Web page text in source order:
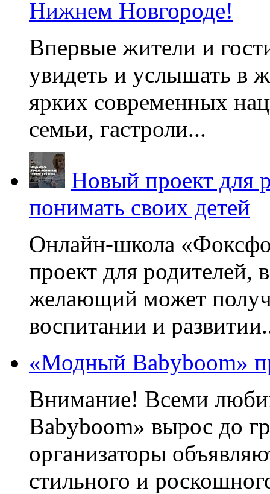
Нижнем Новгороде!
Впервые жители и
увидеть и услышать в
ярких современных
семьи, гастроли...
Новый проект для
понимать своих детей
Онлайн-школа
проект для родителей,
желающий может
воспитании и
«Модный Babyboom»
Внимание! Всеми
Babyboom» вырос до
организаторы
стильного и